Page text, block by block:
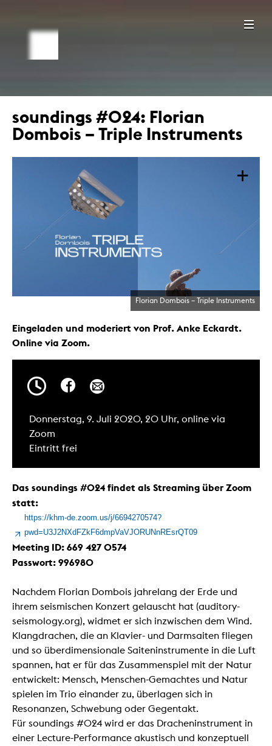
soundings #024: Florian
Dombois – Triple Instruments
+
Florian Dombois – Triple Instruments
Eingeladen und moderiert von Prof. Anke Eckardt.
Online via Zoom.
Donnerstag, 9. Juli 2020, 20 Uhr, online via
Zoom
Eintritt frei
Das soundings #024 findet als Streaming über Zoom
statt:
https://khm-de.zoom.us/j/6694270574?
pwd=U3J2NXdFZkF6dmpVaVJORUNnREsrQT09
Meeting ID: 669 427 0574
Passwort: 996980
Nachdem Florian Dombois jahrelang der Erde und
ihrem seismischen Konzert gelauscht hat (auditory-
seismology.org), widmet er sich inzwischen dem Wind.
Klangdrachen, die an Klavier- und Darmsaiten fliegen
und so überdimensionale Saiteninstrumente in die Luft
spannen, hat er für das Zusammenspiel mit der Natur
entwickelt: Mensch, Menschen-Gemachtes und Natur
spielen im Trio einander zu, überlagen sich in
Resonanzen, Schwebung oder Gegentakt.
Für soundings #024 wird er das Dracheninstrument in
einer Lecture-Performance akustisch und konzeptuell